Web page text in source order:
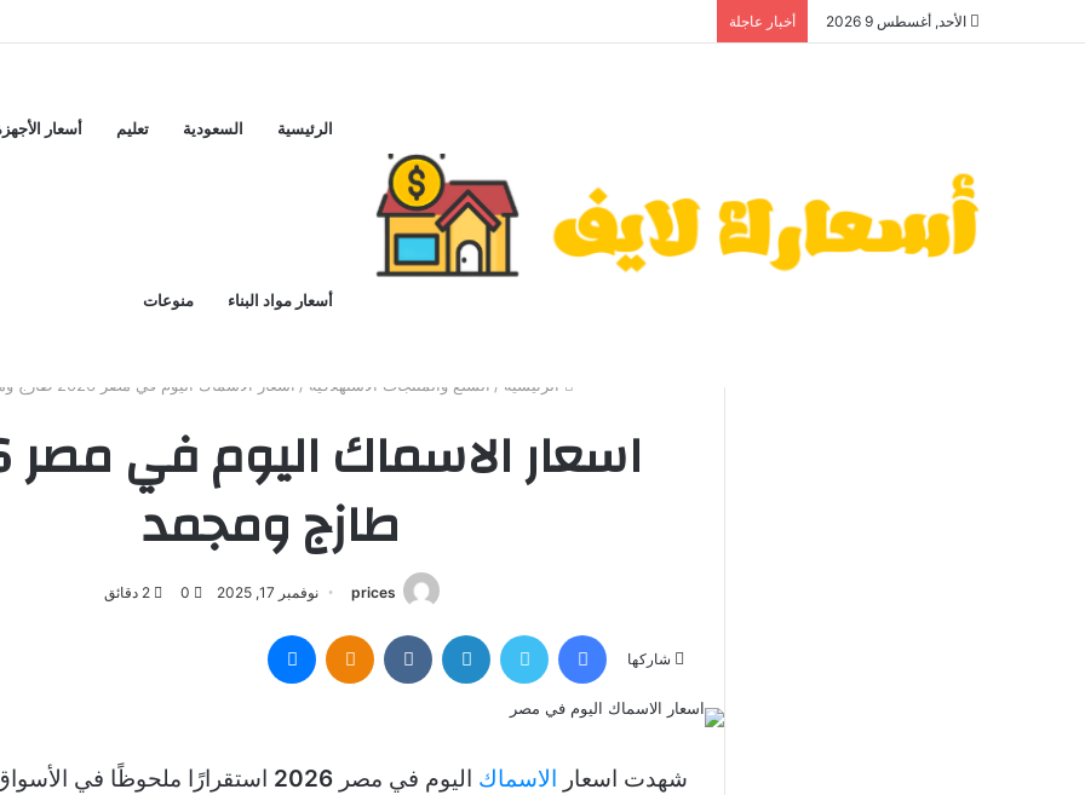
الأحد, أغسطس 9 2026 أخبار عاجلة
الرئيسية السعودية تعليم أسعار
أسعار مواد البناء منوعات
الرئيسية / السلع والمنتجات الاستهلاكية / اسعار الاسماك اليوم في مصر 2026 طازج ومجمد
طازج ومجمد
prices نوفمبر 17, 2025 0 2 دقائق
شاركها
فيسبوك تويتر لينكدإن Odnoklassniki
شهدت اسعار الاسماك اليوم في مصر 2026 استقرارًا ملحوظًا في